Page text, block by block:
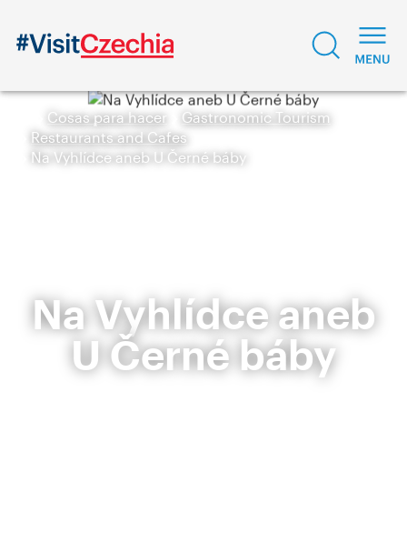
Cosas para hacer
Gastronomic Tourism
Restaurants and Cafes
Na Vyhlídce aneb U Černé báby
Na Vyhlídce aneb
U Černé báby